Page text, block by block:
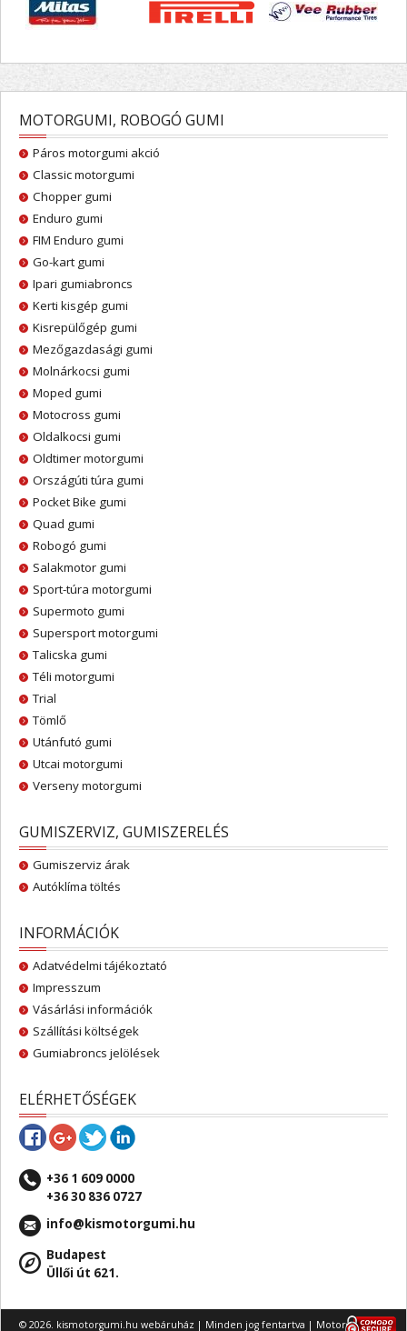
MOTORGUMI, ROBOGÓ GUMI
Páros motorgumi akció
Classic motorgumi
Chopper gumi
Enduro gumi
FIM Enduro gumi
Go-kart gumi
Ipari gumiabroncs
Kerti kisgép gumi
Kisrepülőgép gumi
Mezőgazdasági gumi
Molnárkocsi gumi
Moped gumi
Motocross gumi
Oldalkocsi gumi
Oldtimer motorgumi
Országúti túra gumi
Pocket Bike gumi
Quad gumi
Robogó gumi
Salakmotor gumi
Sport-túra motorgumi
Supermoto gumi
Supersport motorgumi
Talicska gumi
Téli motorgumi
Trial
Tömlő
Utánfutó gumi
Utcai motorgumi
Verseny motorgumi
GUMISZERVIZ, GUMISZERELÉS
Gumiszerviz árak
Autóklíma töltés
INFORMÁCIÓK
Adatvédelmi tájékoztató
Impresszum
Vásárlási információk
Szállítási költségek
Gumiabroncs jelölések
ELÉRHETŐSÉGEK
+36 1 609 0000
+36 30 836 0727
info@kismotorgumi.hu
Budapest
Üllői út 621.
© 2026. kismotorgumi.hu webáruház | Minden jog fentartva | Motorgumi,